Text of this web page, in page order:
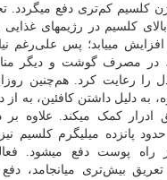
کلسیم کم‌تری دفع می‏گردد.
کلسیم در رژیم‏های
افزایش می‏یابد؛ پس علی‌رغم
در مصرف گوشت و دیگر
را رعایت کرد. هم‌چنین
به دلیل داشتن کافئین، به
ادرار کمک می‏کند. علاوه بر
پانزده میلی‏گرم کلسیم
راه پوست دفع می‏شود.
بیش‌تری می‏انجامد، دفع